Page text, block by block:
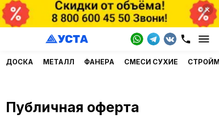
ДОСКА МЕТАЛЛ ФАНЕРА СМЕСИ СУХИЕ
Публичная оферта